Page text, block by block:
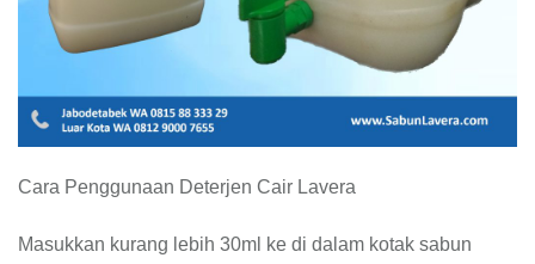
Cara Penggunaan Deterjen Cair Lavera
Masukkan kurang lebih 30ml ke di dalam kotak sabun